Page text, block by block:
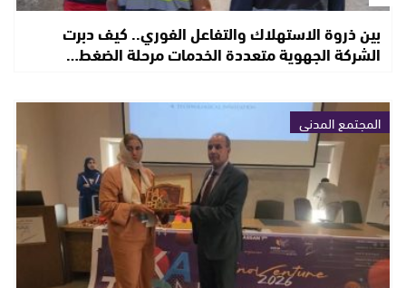
بين ذروة الاستهلاك والتفاعل الفوري.. كيف دبرت
الشركة الجهوية متعددة الخدمات مرحلة الضغط…
المجتمع المدني